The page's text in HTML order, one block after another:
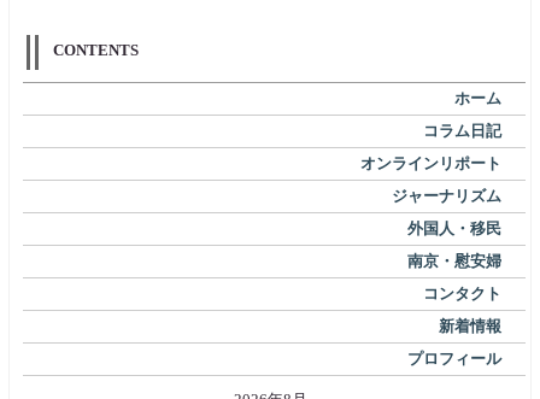
CONTENTS
ホーム
コラム日記
オンラインリポート
ジャーナリズム
外国人・移民
南京・慰安婦
コンタクト
新着情報
プロフィール